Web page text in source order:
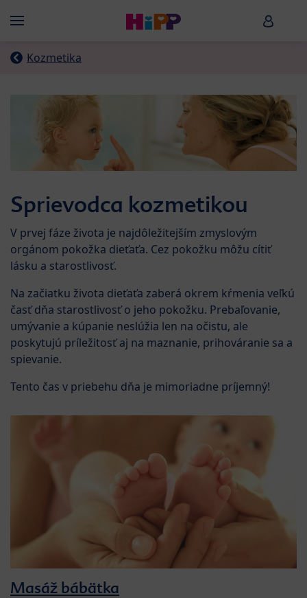
Menü HiPP
Kozmetika
Sprievodca kozmetikou
V prvej fáze života je najdôležitejším zmyslovým
orgánom pokožka dieťaťa. Cez pokožku môžu cítiť
lásku a starostlivosť.
Na začiatku života dieťaťa zaberá okrem kŕmenia veľkú
časť dňa starostlivosť o jeho pokožku. Prebaľovanie,
umývanie a kúpanie neslúžia len na očistu, ale
poskytujú príležitosť aj na maznanie, prihováranie sa a
spievanie.
Tento čas v priebehu dňa je mimoriadne príjemný!
Masáž bábätka